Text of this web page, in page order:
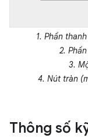
1. Phần
2.
3.
4. Nút tràn
Thông số